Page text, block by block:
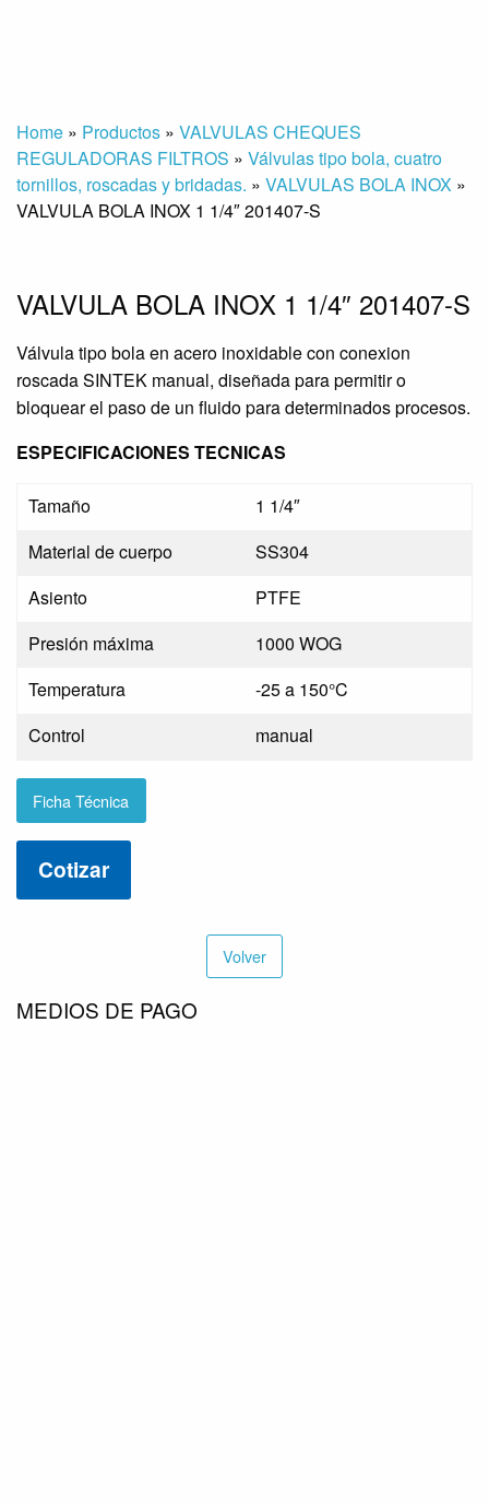
Home » Productos » VALVULAS CHEQUES
REGULADORAS FILTROS » Válvulas tipo bola, cuatro
tornillos, roscadas y bridadas. » VALVULAS BOLA INOX »
VALVULA BOLA INOX 1 1/4″ 201407-S
VALVULA BOLA INOX 1 1/4″ 201407-S
Válvula tipo bola en acero inoxidable con conexion
roscada SINTEK manual, diseñada para permitir o
bloquear el paso de un fluido para determinados procesos.
ESPECIFICACIONES TECNICAS
Tamaño
1 1/4″
Material de cuerpo
SS304
Asiento
PTFE
Presión máxima
1000 WOG
Temperatura
-25 a 150°C
Control
manual
Ficha Técnica
Cotizar
Volver
MEDIOS DE PAGO